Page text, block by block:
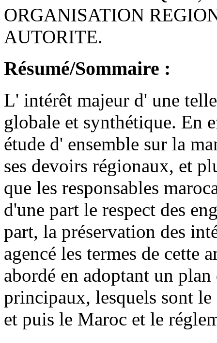
ORGANISATION
AUTORITE.
Résumé/Sommaire :
L' intérêt majeur d' une
globale et synthétique. En
étude d' ensemble sur la
ses devoirs régionaux, et
que les responsables
d'une part le respect des
part, la préservation des
agencé les termes de cette
abordé en adoptant un
principaux, lesquels sont
et puis le Maroc et le